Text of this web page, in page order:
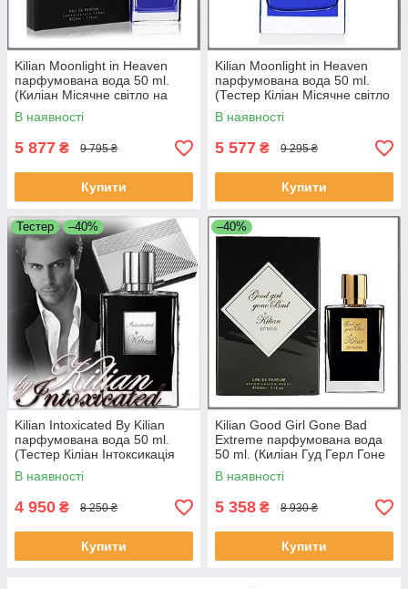
Kilian Moonlight in Heaven
парфумована вода 50 ml.
(Киліан Місячне світло на
небесах) (Без клатча)
В наявності
5 877 ₴ 9 795 ₴
Купити
Kilian Moonlight in Heaven
парфумована вода 50 ml.
(Тестер Кіліан Місячне світло
на небесах)
В наявності
5 577 ₴ 9 295 ₴
Купити
Тестер –40%
Kilian Intoxicated By Kilian
парфумована вода 50 ml.
(Тестер Кіліан Інтоксикація
Бай Кіліан)
В наявності
4 950 ₴ 8 250 ₴
Купити
–40%
Kilian Good Girl Gone Bad
Extreme парфумована вода
50 ml. (Киліан Гуд Герл Гоне
Бед Бай Екстрим)
В наявності
5 358 ₴ 8 930 ₴
Купити